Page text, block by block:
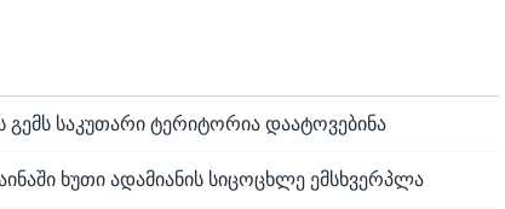
გემს საკუთარი ტერიტორია დაატოვებინა
ხუთი ადამიანის სიცოცხლე ემსხვერპლა